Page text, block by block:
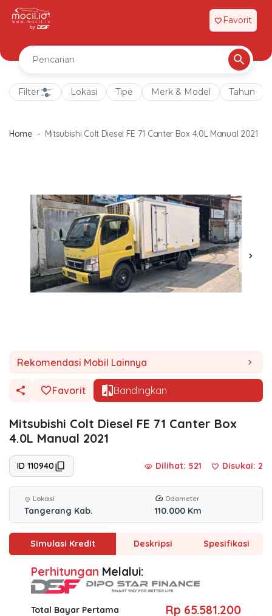
favorite Favorit
Filter Lokasi Tipe Merk & Model Tahun
Home Mitsubishi Colt Diesel FE 71 Canter Box 4.0L Manual 2021
chevron_right
Rekomendasi Mobil Lainnya chevron_right
Favorit Bandingkan
Mitsubishi Colt Diesel FE 71 Canter Box
4.0L Manual 2021
ID 110940 visibility Dilihat: 521 favorite Disukai: 2
location_on Lokasi
Tangerang Kab.
Odometer
110.000 Km
Simulasi Kredit Deskripsi Spesifikasi
Perhitungan Melalui:
Total Bayar Pertama Rp 65.581.200